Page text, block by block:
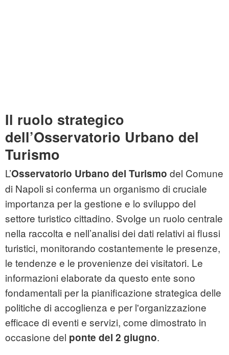
Il ruolo strategico
dell’Osservatorio Urbano del
Turismo
L’Osservatorio Urbano del Turismo del Comune
di Napoli si conferma un organismo di cruciale
importanza per la gestione e lo sviluppo del
settore turistico cittadino. Svolge un ruolo centrale
nella raccolta e nell’analisi dei dati relativi ai flussi
turistici, monitorando costantemente le presenze,
le tendenze e le provenienze dei visitatori. Le
informazioni elaborate da questo ente sono
fondamentali per la pianificazione strategica delle
politiche di accoglienza e per l'organizzazione
efficace di eventi e servizi, come dimostrato in
occasione del ponte del 2 giugno.